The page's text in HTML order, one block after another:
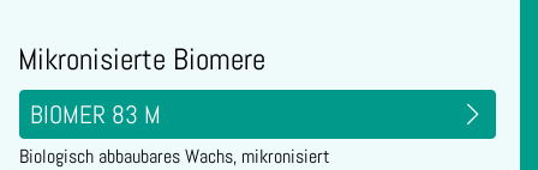
Mikronisierte Biomere
BIOMER 83 M
Biologisch abbaubares Wachs, mikronisiert